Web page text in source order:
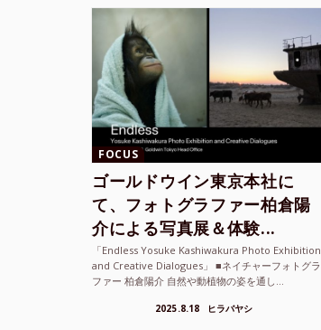
FOCUS
ゴールドウイン東京本社に
て、フォトグラファー柏倉陽
介による写真展＆体験...
「Endless Yosuke Kashiwakura Photo Exhibition
and Creative Dialogues」 ■ネイチャーフォトグラ
ファー 柏倉陽介 自然や動植物の姿を通し...
2025.8.18 ヒラバヤシ